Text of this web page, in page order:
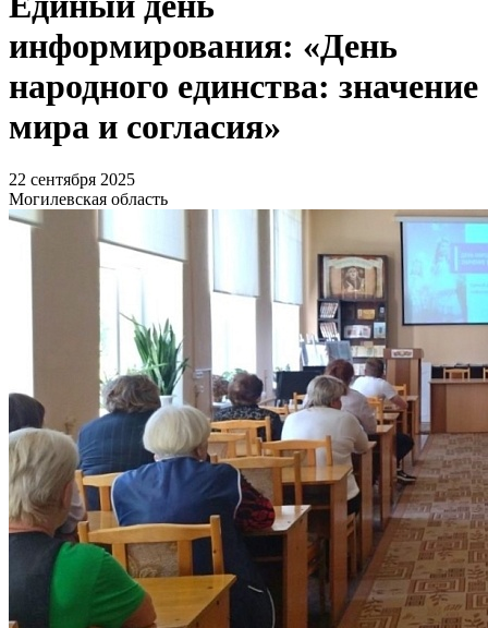
информирования: «День
народного единства: значение
мира и согласия»
22 сентября 2025
Могилевская область